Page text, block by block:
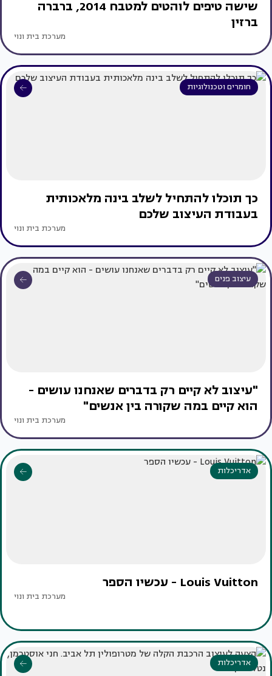
שישה טיפים לוהטים למטבח 2014, ברברה
ברזין
מערכת בית ונוי
חומרים וטכנולוגיות
כך תוכלו להתחיל לשלב בינה מלאכותית
בעבודת העיצוב שלכם
מערכת בית ונוי
עיצוב פנים
"עיצוב לא קיים רק בדברים שאנחנו עושים -
הוא קיים במה שקורה בין אנשים"
מערכת בית ונוי
אדריכלות
Louis Vuitton - עכשיו הספר
מערכת בית ונוי
אדריכלות